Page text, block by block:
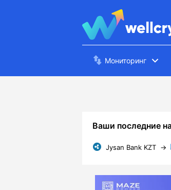
Мониторинг
Ваши последние
Jysan Bank KZT →